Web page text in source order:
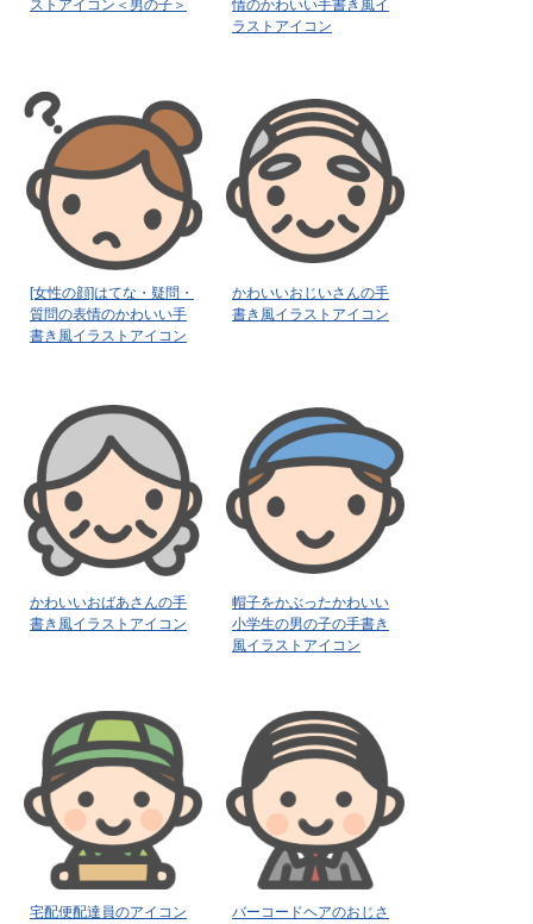
ストアイコン＜男の子＞
情のかわいい手書き風イ
ラストアイコン
[女性の顔]はてな・疑問・
質問の表情のかわいい手
書き風イラストアイコン
かわいいおじいさんの手
書き風イラストアイコン
かわいいおばあさんの手
書き風イラストアイコン
帽子をかぶったかわいい
小学生の男の子の手書き
風イラストアイコン
宅配便配達員のアイコン
バーコードヘアのおじさ